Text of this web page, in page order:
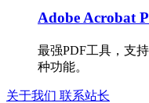
Adobe Acrobat
最强PDF工具，支
种功能。
关于我们 联系站长